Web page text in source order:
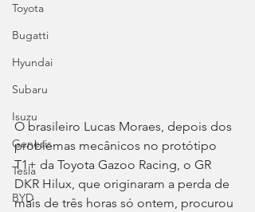
Toyota
Bugatti
Hyundai
Subaru
Isuzu
Genesis
Tesla
BYD
O brasileiro Lucas Moraes, depois dos
problemas mecânicos no protótipo
T1+ da Toyota Gazoo Racing, o GR
DKR Hilux, que originaram a perda de
mais de três horas só ontem, procurou